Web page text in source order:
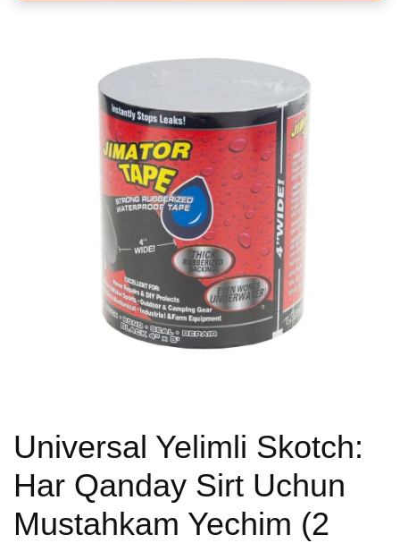
Universal Yelimli Skotch:
Har Qanday Sirt Uchun
Mustahkam Yechim (2